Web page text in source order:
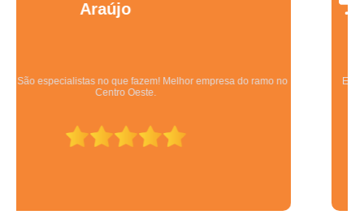
Equipe qualificada, atendimento muito pontual e de forma organizada.
Preza pela qualidade, bom gosto e preço justo.